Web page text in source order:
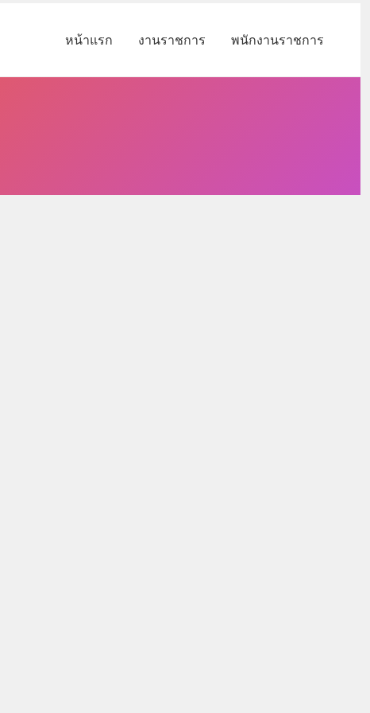
หน้าแรก งานราชการ พนักงานราชการ